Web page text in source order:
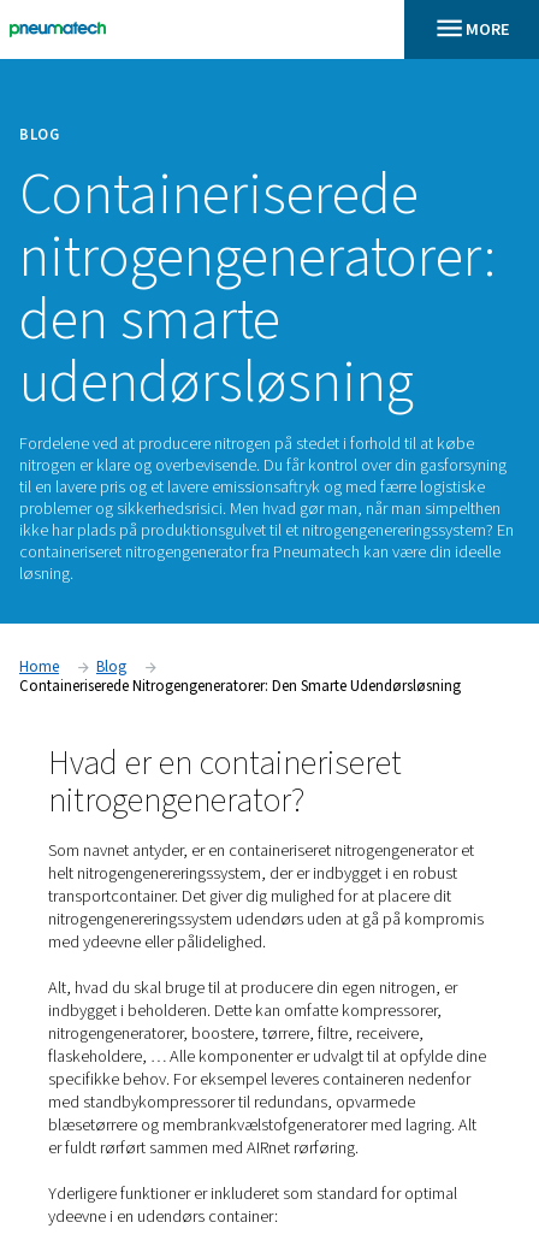
BLOG
Containeriserede
den smarte
udendørsløsning
Fordelene ved at producere nitrogen på stedet i forhold til
nitrogen er klare og overbevisende. Du får kontrol over din
ikke har plads på produktionsgulvet til et
containeriseret nitrogengenerator fra Pneumatech kan
Containeriserede Nitrogengeneratorer: Den Smarte
Hvad er en containeriseret
nitrogengenerator?
Som navnet antyder, er en containeriseret
helt nitrogengenereringssystem, der er indbygget i en
transportcontainer. Det giver dig mulighed for at
nitrogengenereringssystem udendørs uden at gå på
med ydeevne eller pålidelighed.